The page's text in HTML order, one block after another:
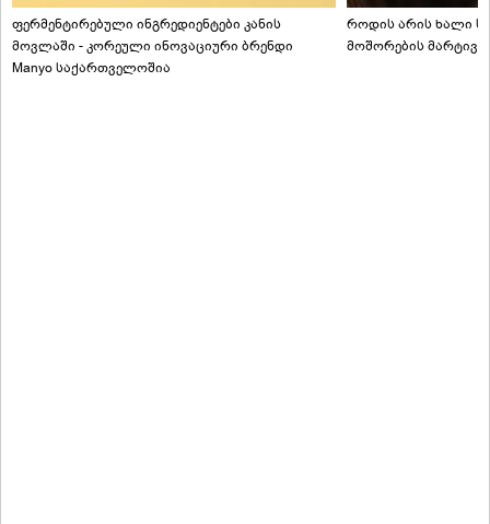
ფერმენტირებული ინგრედიენტები კანის
მოვლაში - კორეული ინოვაციური ბრენდი
Manyo საქართველოშია
როდის არის ხალი
მოშორების